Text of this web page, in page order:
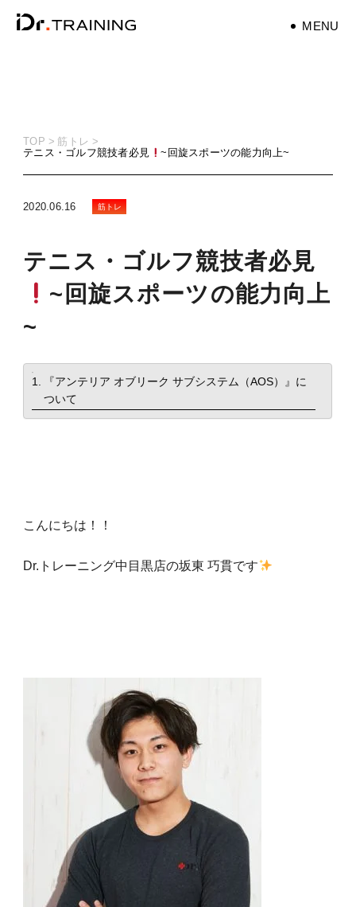
TOP
筋トレ
テニス・ゴルフ競技者必見
~回旋スポーツの能力向上~
2020.06.16 筋トレ
テニス・ゴルフ競技者必見
~回旋スポーツの能力向上
~
『アンテリア オブリーク サブシステム（AOS）』に
ついて
こんにちは！！
Dr.トレーニング中目黒店の坂東 巧貫です
健康
筋トレ
training
food
TOPへ
top
MENU